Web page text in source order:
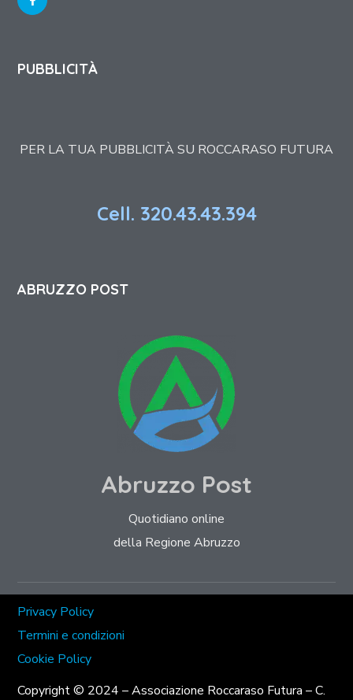
PUBBLICITÀ
PER LA TUA PUBBLICITÀ SU ROCCARASO FUTURA
Cell. 320.43.43.394
ABRUZZO POST
Abruzzo Post
Quotidiano online
della Regione Abruzzo
Privacy Policy
Termini e condizioni
Cookie Policy
Copyright © 2024 – Associazione Roccaraso Futura – C.